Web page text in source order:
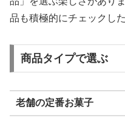
品も積極的にチェックし
商品タイプで選ぶ
老舗の定番お菓子